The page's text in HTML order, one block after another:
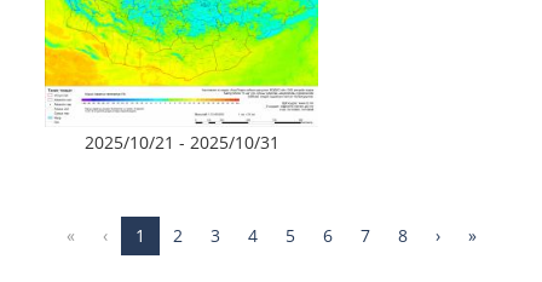
2025/10/21 - 2025/10/31
« ‹ 1 2 3 4 5 6 7 8 › »